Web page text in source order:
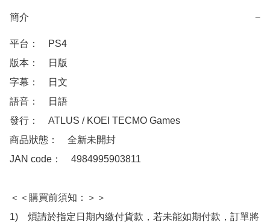
簡介 −
平台：　PS4
版本：　日版
字幕：　日文
語音：　日語
發行：　ATLUS / KOEI TECMO Games
商品狀態：　全新未開封
JAN code：　4984995903811
＜＜購買前須知：＞＞
1)　煩請於指定日期內繳付貨款，若未能如期付款，訂單將